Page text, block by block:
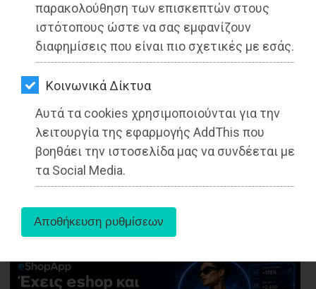
παρακολούθηση των επισκεπτών στους
ιστότοπους ώστε να σας εμφανίζουν
διαφημίσεις που είναι πιο σχετικές με εσάς.
Kοινωνικά Δίκτυα
Αυτά τα cookies χρησιμοποιούνται για την
λειτουργία της εφαρμογής AddThis που
βοηθάει την ιστοσελίδα μας να συνδέεται με
τα Social Media.
ΕΦΗΜΕΡΙΔΕΣ
OΔΗΓΟΣ
ΑΓΟΡΑΣ
ΨΙΘΥΡΟΙ
ΑΠΟΣΤΟΛΗ
ΑΡΘΡΩΝ
Ανοιχτή Επιστολή του Σπύρου
Στάμου: «Ο Ισίδωρος Μάδης,
δυστυχώς, είναι ένας δήμαρχος
ανάξιος του τίτλου που φέρει»
Διαβάστηκε 5552 φορές
Από τo Dimotisnews